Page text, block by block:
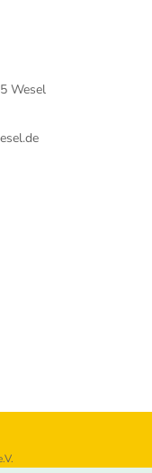
Wesel